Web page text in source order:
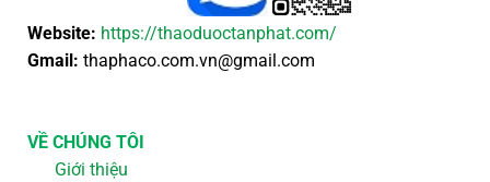
Website: https://thaoduoctanphat.com/
Gmail: thaphaco.com.vn@gmail.com
VỀ CHÚNG TÔI
Giới thiệu